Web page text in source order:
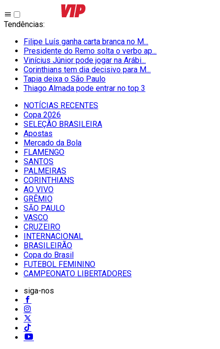
Tendências:
Filipe Luís ganha carta branca no M...
Presidente do Remo solta o verbo ap...
Vinícius Júnior pode jogar na Arábi...
Corinthians tem dia decisivo para M...
Tapia deixa o São Paulo
Thiago Almada pode entrar no top 3
NOTÍCIAS RECENTES
Copa 2026
SELEÇÃO BRASILEIRA
Apostas
Mercado da Bola
FLAMENGO
SANTOS
PALMEIRAS
CORINTHIANS
AO VIVO
GRÊMIO
SĀO PAULO
VASCO
CRUZEIRO
INTERNACIONAL
BRASILEIRÃO
Copa do Brasil
FUTEBOL FEMININO
CAMPEONATO LIBERTADORES
siga-nos